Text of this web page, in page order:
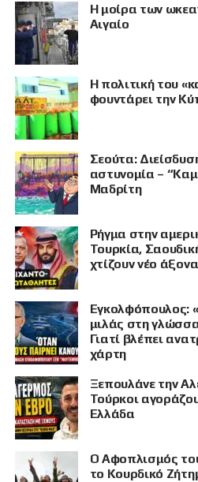
Η μοίρα των
Αιγαίο
Η πολιτική του
φουντάρει την
Σεούτα:
αστυνομία –
Μαδρίτη
Ρήγμα στην
Τουρκία,
χτίζουν νέο άξονα
Εγκολφόπουλος:
μιλάς στη
Γιατί βλέπει
χάρτη
Ξεπουλάνε την
Τούρκοι
Ελλάδα
Ο Αφοπλισμός
το Κουρδικό